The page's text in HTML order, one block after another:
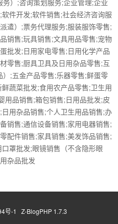
）;咨询策划服务;企业管理;企业
件开发;软件销售;社会经济咨询服
遣）;票务代理服务;服装服饰零售;
销售;玩具销售;文具用品零售;宠物
批发;日用家电零售;日用化学产品
零售;厨具卫具及日用杂品零售;互
;五金产品零售;乐器零售;鲜蛋零
蔬菜批发;食用农产品零售;卫生用
用品销售;箱包销售;日用品批发;皮
用杂品销售;个人卫生用品销售;办
销售;通信设备销售;家用电器销售;
配件销售;家具销售;美发饰品销售;
罩批发;眼镜销售（不含隐形眼
杂品批发
号-1 Z-BlogPHP 1.7.3